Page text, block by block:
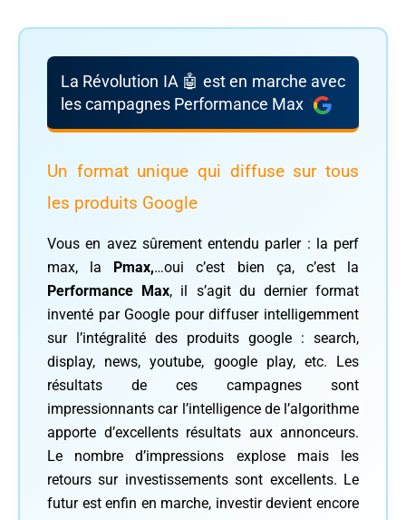
La Révolution IA 🤖 est en marche avec
les campagnes Performance Max
Un format unique qui diffuse sur tous
les produits Google
Vous en avez sûrement entendu parler : la perf
max, la Pmax,…oui c’est bien ça, c’est la
Performance Max, il s’agit du dernier format
inventé par Google pour diffuser intelligemment
sur l’intégralité des produits google : search,
display, news, youtube, google play, etc. Les
résultats de ces campagnes sont
impressionnants car l’intelligence de l’algorithme
apporte d’excellents résultats aux annonceurs.
Le nombre d’impressions explose mais les
retours sur investissements sont excellents. Le
futur est enfin en marche, investir devient encore